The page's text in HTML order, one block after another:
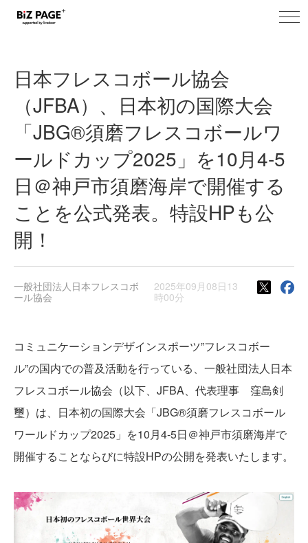
toggle
日本フレスコボール協会
（JFBA）、日本初の国際大会
「JBG®須磨フレスコボールワ
ールドカップ2025」を10月4-5
日＠神戸市須磨海岸で開催する
ことを公式発表。特設HPも公
開！
一般社団法人日本フレスコボ
ール協会
2025年09月08日13
時00分
コミュニケーションデザインスポーツ”フレスコボー
ル”の国内での普及活動を行っている、一般社団法人日本
フレスコボール協会（以下、JFBA、代表理事 窪島剣
璽）は、日本初の国際大会「JBG®須磨フレスコボール
ワールドカップ2025」を10月4-5日＠神戸市須磨海岸で
開催することならびに特設HPの公開を発表いたします。